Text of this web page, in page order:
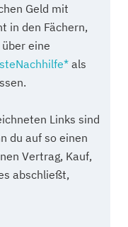
Geld mit
in den Fächern,
eine
als
Links sind
du auf so einen
Vertrag, Kauf,
abschließt,